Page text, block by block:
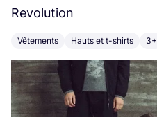
Revolution
Vêtements Hauts et t-shirts 3+